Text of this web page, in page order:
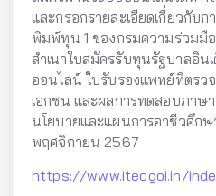
และกรอกรายละเอียดเกี่ยวกับ
พิมพ์ทุน 1 ของกรมความร่วมมื
สำเนาใบสมัครรับทุนรัฐบาลอิน
ออนไลน์ ใบรับรองแพทย์ที่ตรว
เอกชน และผลการทดสอบภาษ
นโยบายและแผนการอาชีวศึก
พฤศจิกายน 2567
https://www.itecgoi.in/